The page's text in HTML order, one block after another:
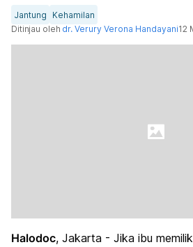
Jantung
Kehamilan
Ditinjau oleh dr. Verury Verona Handayani12
Halodoc, Jakarta - Jika ibu